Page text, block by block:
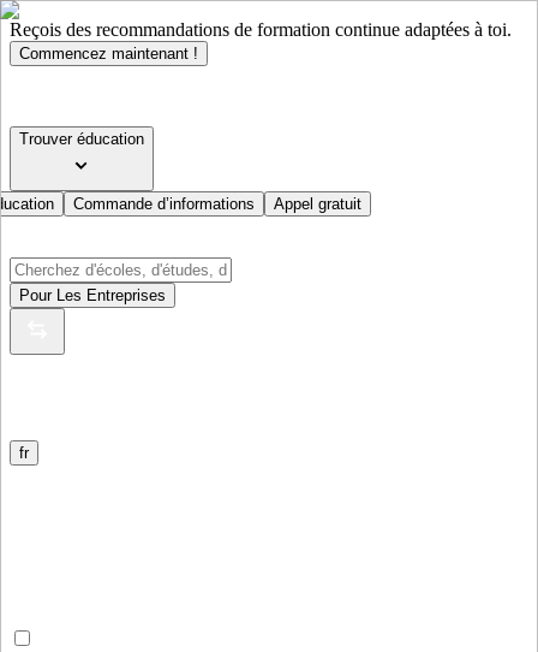
Reçois des recommandations de formation continue adaptées à toi.
Commencez maintenant !
Trouver éducation
Commande d’informations Appel gratuit
Pour Les Entreprises
fr